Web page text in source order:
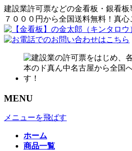
建設業許可票などの金看板・銀看
７０００円から全国送料無料！真
MENU
メニューを飛ばす
ホーム
商品一覧